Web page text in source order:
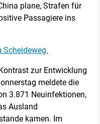
plane, Strafen für
Passagiere ins
Scheideweg.
zur Entwicklung
meldete die
3.871 Neuinfektionen,
Ausland
kamen. Im